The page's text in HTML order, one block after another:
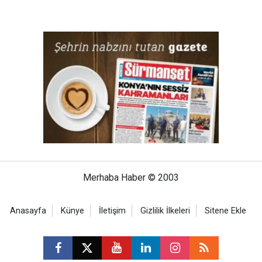
Merhaba Haber © 2003
Anasayfa Künye İletişim Gizlilik İlkeleri Sitene Ekle